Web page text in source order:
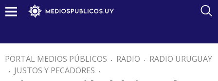
PORTAL MEDIOS PÚBLICOS . RADIO . RADIO URUGUAY
. JUSTOS Y PECADORES .